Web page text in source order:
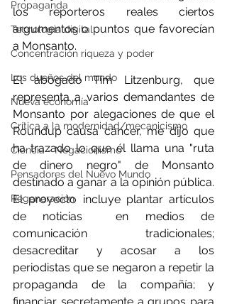
Propaganda
Tecnología digital
Concentración riqueza y poder
Los dueños del mundo
Nueva economía
Crítica a la modernidad/mecanicismo
Ciencia - Negacionismo
Pensadores del Nuevo Mundo
Regeneración
los reporteros reales ciertos
argumentos o puntos que favorecían
a Monsanto.
El abogado Tim Litzenburg, que
representa a varios demandantes de
Monsanto por alegaciones de que el
Roundup causa cáncer, me dijo que
ha trazado lo que él llama una "ruta
de dinero negro" de Monsanto
destinado a ganar a la opinión pública.
El proyecto incluye plantar artículos
de noticias  en medios de
comunicación tradicionales;
desacreditar y acosar a los
periodistas que se negaron a repetir la
propaganda de la compañía; y